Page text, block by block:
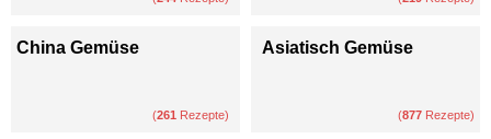
China Gemüse
(261 Rezepte)
Asiatisch Gemüse
(877 Rezepte)